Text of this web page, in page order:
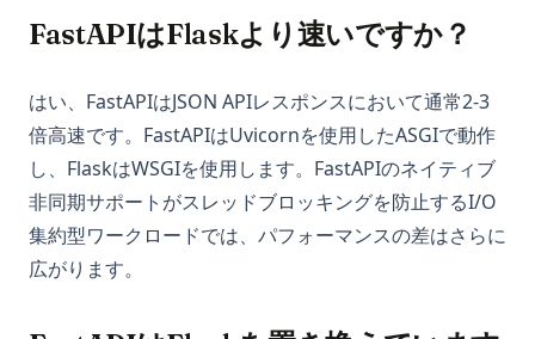
FastAPIはFlaskより速いですか？
はい、FastAPIはJSON APIレスポンスにおいて通常2-3
倍高速です。FastAPIはUvicornを使用したASGIで動作
し、FlaskはWSGIを使用します。FastAPIのネイティブ
非同期サポートがスレッドブロッキングを防止するI/O
集約型ワークロードでは、パフォーマンスの差はさらに
広がります。